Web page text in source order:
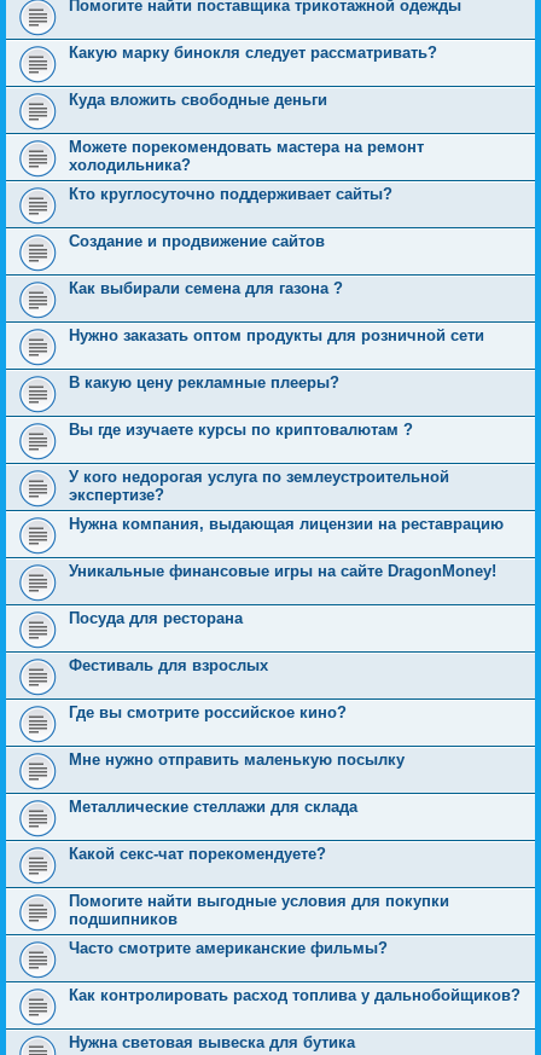
Помогите найти поставщика трикотажной одежды
Какую марку бинокля следует рассматривать?
Куда вложить свободные деньги
Можете порекомендовать мастера на ремонт
холодильника?
Кто круглосуточно поддерживает сайты?
Создание и продвижение сайтов
Как выбирали семена для газона ?
Нужно заказать оптом продукты для розничной сети
В какую цену рекламные плееры?
Вы где изучаете курсы по криптовалютам ?
У кого недорогая услуга по землеустроительной
экспертизе?
Нужна компания, выдающая лицензии на реставрацию
Уникальные финансовые игры на сайте DragonMoney!
Посуда для ресторана
Фестиваль для взрослых
Где вы смотрите российское кино?
Мне нужно отправить маленькую посылку
Металлические стеллажи для склада
Какой секс-чат порекомендуете?
Помогите найти выгодные условия для покупки
подшипников
Часто смотрите американские фильмы?
Как контролировать расход топлива у дальнобойщиков?
Нужна световая вывеска для бутика